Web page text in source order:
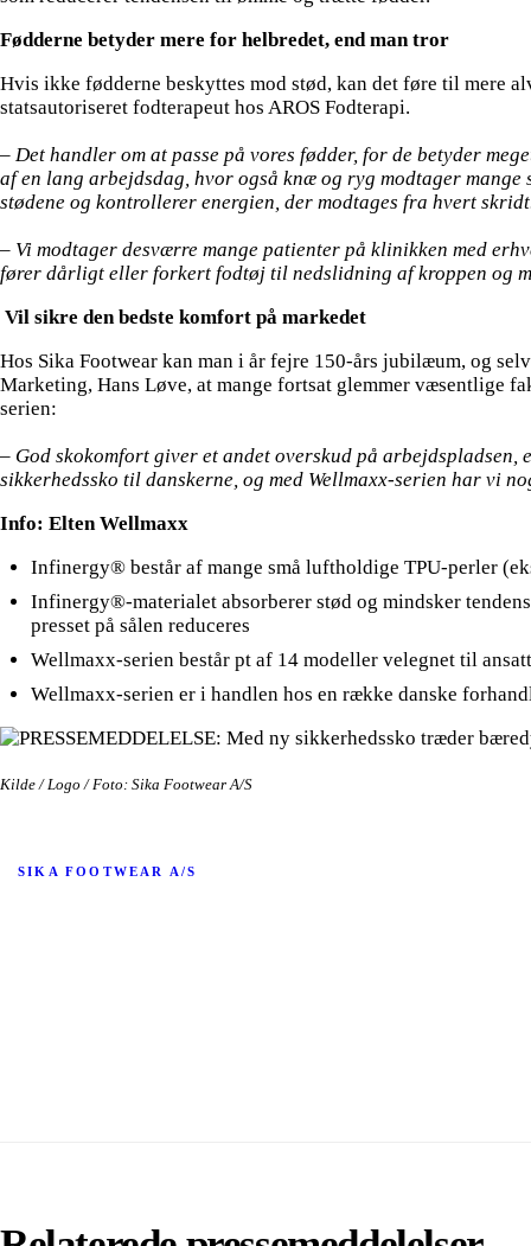
Fødderne betyder mere for helbredet, end man tror
Hvis ikke fødderne beskyttes mod stød, kan det føre til mere
statsautoriseret fodterapeut hos AROS Fodterapi.
– Det handler om at passe på vores fødder, for de betyder
af en lang arbejdsdag, hvor også knæ og ryg modtager
stødene og kontrollerer energien, der modtages fra hvert
– Vi modtager desværre mange patienter på klinikken med
fører dårligt eller forkert fodtøj til nedslidning af kroppen og
Vil sikre den bedste komfort på markedet
Hos Sika Footwear kan man i år fejre 150-års jubilæum, og
Marketing, Hans Løve, at mange fortsat glemmer væsentlige
serien:
– God skokomfort giver et andet overskud på
sikkerhedssko til danskerne, og med Wellmaxx-serien har vi
Info: Elten Wellmaxx
Infinergy® består af mange små luftholdige TPU-perler
Infinergy®-materialet absorberer stød og mindsker
presset på sålen reduceres
Wellmaxx-serien består pt af 14 modeller velegnet til
Wellmaxx-serien er i handlen hos en række danske
Kilde / Logo / Foto: Sika Footwear A/S
SIKA FOOTWEAR A/S